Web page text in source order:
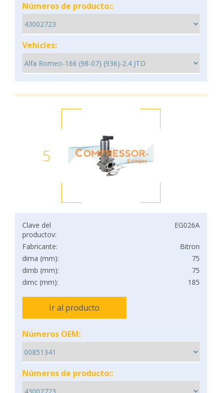
Números de producto::
Vehicles:
5
Clave del
productov:
EG026A
Fabricante:
Bitron
dima (mm):
75
dimb (mm):
75
dimc (mm):
185
Ir al producto
Números OEM:
Números de producto::